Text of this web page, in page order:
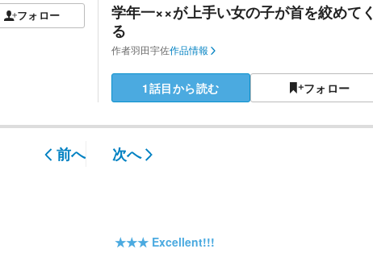
フォロー
学年一××が上手い女の子が首を絞めてく
る
作者羽田宇佐作品情報
1話目から読む フォロー
前へ 次へ
★★★ Excellent!!!